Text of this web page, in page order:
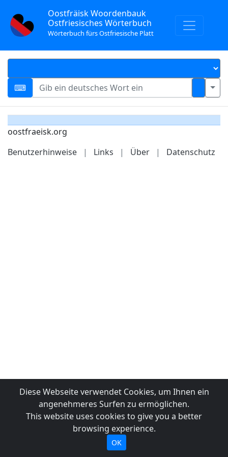
Oostfräisk Woordenbauk
Ostfriesisches Wörterbuch
Wörterbuch fürs Ostfriesische Platt
oostfraeisk.org
Benutzerhinweise
| Links | Über | Datenschutz
Diese Webseite verwendet Cookies, um Ihnen ein
angenehmeres Surfen zu ermöglichen.
This website uses cookies to give you a better
browsing experience.
OK